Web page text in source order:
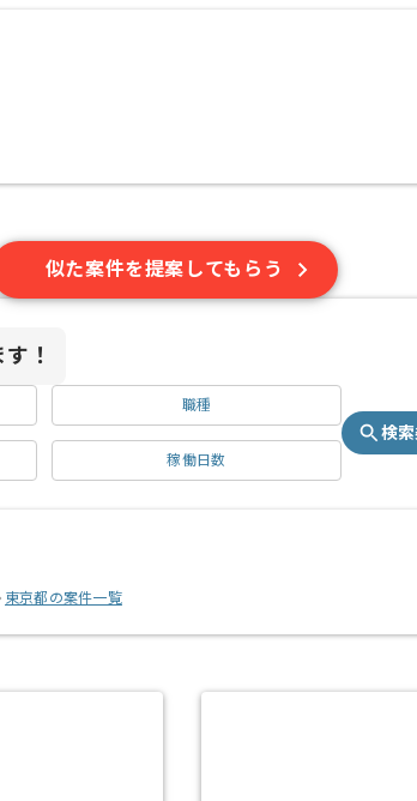
似た案件を提案してもらう
！
職種
稼働日数
検
東京都の案件一覧